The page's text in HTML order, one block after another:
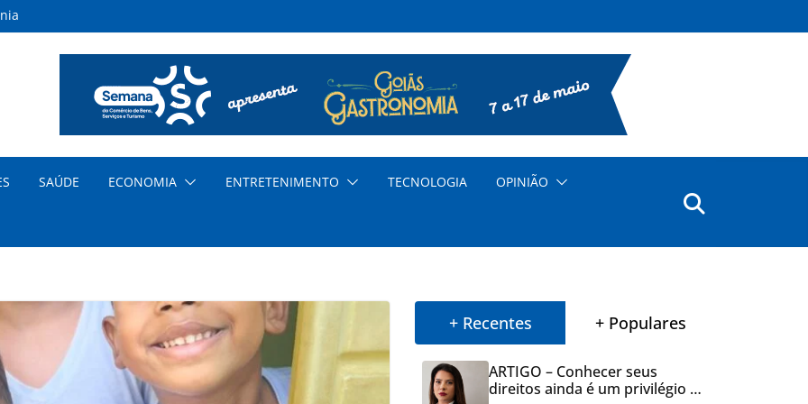
SAÚDE ECONOMIA ENTRETENIMENTO TECNOLOGIA OPINIÃO
+ Recentes + Populares
ARTIGO – Conhecer seus
direitos ainda é um privilégio no